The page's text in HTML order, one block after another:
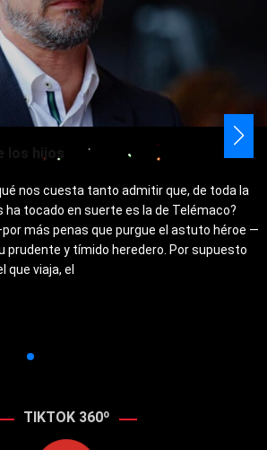
los hijos
nos cuesta tanto admitir que, de toda la
ha tocado en suerte es la de Telémaco?
más penas que purgue el astuto héroe —
prudente y tímido heredero. Por supuesto
que viaja, el
TIKTOK 360º